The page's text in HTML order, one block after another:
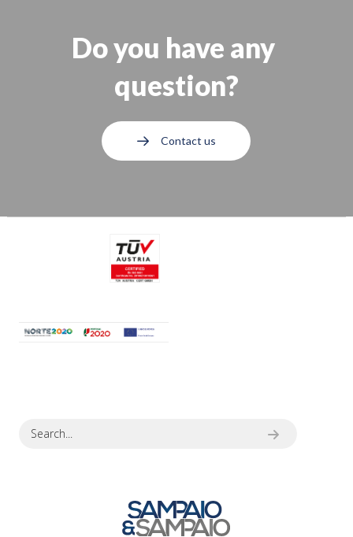
Do you have any
question?
Contact us